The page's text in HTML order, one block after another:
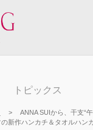
トピックス
ANNA SUIから、干支“
新作ハンカチ＆タオルハン